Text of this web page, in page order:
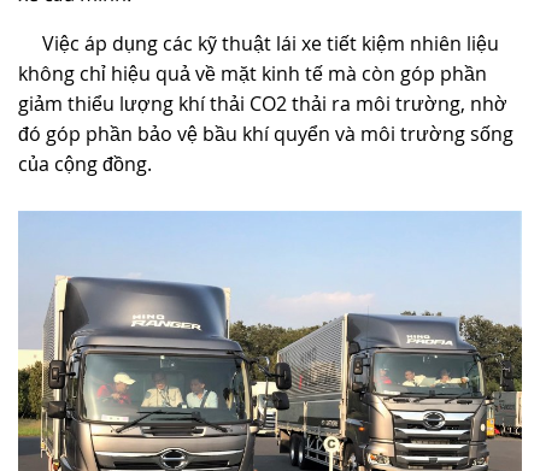
Việc áp dụng các kỹ thuật lái xe tiết kiệm nhiên liệu
không chỉ hiệu quả về mặt kinh tế mà còn góp phần
giảm thiểu lượng khí thải CO2 thải ra môi trường, nhờ
đó góp phần bảo vệ bầu khí quyển và môi trường sống
của cộng đồng.